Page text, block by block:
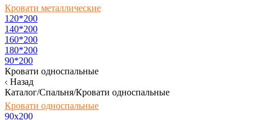
Кровати металлические
120*200
140*200
160*200
180*200
90*200
Кровати односпальные
Назад
Каталог/Спальня/Кровати односпальные
Кровати односпальные
90х200